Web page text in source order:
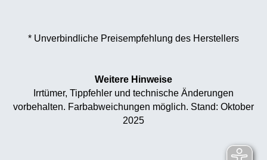
* Unverbindliche Preisempfehlung des Herstellers
Weitere Hinweise
Irrtümer, Tippfehler und technische Änderungen
vorbehalten. Farbabweichungen möglich. Stand: Oktober
2025